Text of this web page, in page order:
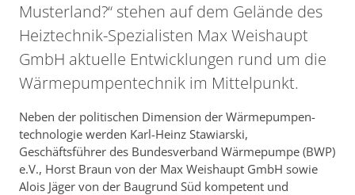
Musterland?“ stehen auf dem Gelände des
Heiztechnik-Spezialisten Max Weishaupt
GmbH aktuelle Entwicklungen rund um die
Wärme­pum­pen­technik im Mittelpunkt.
Neben der politischen Dimension der Wärmepumpen­
technologie werden Karl-Heinz Stawiarski,
Geschäftsführer des Bundesverband Wärmepumpe (BWP)
e.V., Horst Braun von der Max Weishaupt GmbH sowie
Alois Jäger von der Baugrund Süd kompetent und